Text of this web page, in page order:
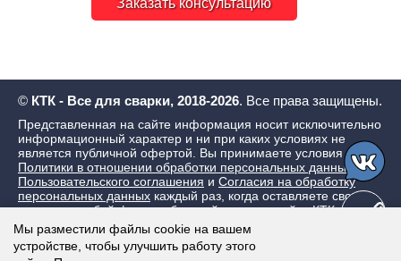
Заказать консультацию
Мы разместили файлы cookie на вашем
устройстве, чтобы улучшить работу этого
© КТК - Все для сварки, 2018-2026. Все права защищены.
Представленная на сайте информация носит исключительно
информационный характер и ни при каких условиях не
является публичной офертой. Вы принимаете условия
Политики в отношении обработки персональных данных ,
Пользовательского соглашения и Согласия на обработку
персональных данных каждый раз, когда оставляете свои
данные в любой форме обратной связи на сайте КТК - Все
для сварки